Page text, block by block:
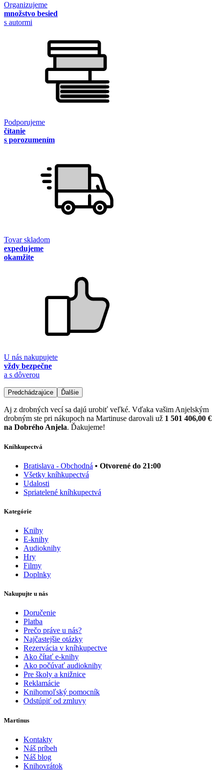
Organizujeme
množstvo besied
s autormi
Podporujeme
čítanie
s porozumením
Tovar skladom
expedujeme
okamžite
U nás nakupujete
vždy bezpečne
a s dôverou
Predchádzajúce Ďalšie
Aj z drobných vecí sa dajú urobiť veľké. Vďaka vašim Anjelským
drobným ste pri nákupoch na Martinuse darovali už 1 501 406,00 €
na Dobrého Anjela. Ďakujeme!
Kníhkupectvá
Bratislava - Obchodná • Otvorené do 21:00
Všetky kníhkupectvá
Udalosti
Spriatelené kníhkupectvá
Kategórie
Knihy
E-knihy
Audioknihy
Hry
Filmy
Doplnky
Nakupujte u nás
Doručenie
Platba
Prečo práve u nás?
Najčastejšie otázky
Rezervácia v kníhkupectve
Ako čítať e-knihy
Ako počúvať audioknihy
Pre školy a knižnice
Reklamácie
Knihomoľský pomocník
Odstúpiť od zmluvy
Martinus
Kontakty
Náš príbeh
Náš blog
Knihovrátok